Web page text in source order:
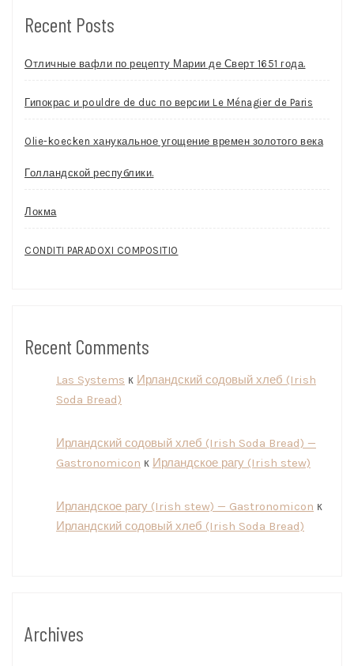
Recent Posts
Отличные вафли по рецепту Марии де Сверт 1651 года.
Гипокрас и pouldre de duc по версии Le Ménagier de Paris
Olie-koecken ханукальное угощение времен золотого века
Голландской республики.
Локма
CONDITI PARADOXI COMPOSITIO
Recent Comments
Las Systems к Ирландский содовый хлеб (Irish
Soda Bread)
Ирландский содовый хлеб (Irish Soda Bread) —
Gastronomicon к Ирландское рагу (Irish stew)
Ирландское рагу (Irish stew) — Gastronomicon к
Ирландский содовый хлеб (Irish Soda Bread)
Archives